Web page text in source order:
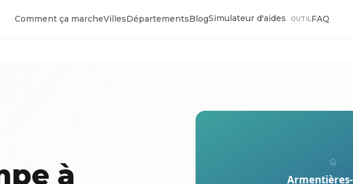
Comment ça marcheVillesDépartementsBlogSimulateur d'aides OUTILFAQ
à